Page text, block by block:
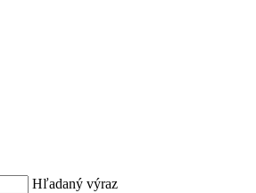
Hľadaný výraz